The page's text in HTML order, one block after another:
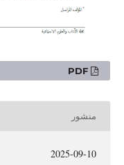
PDF
منشور
2025-09-10